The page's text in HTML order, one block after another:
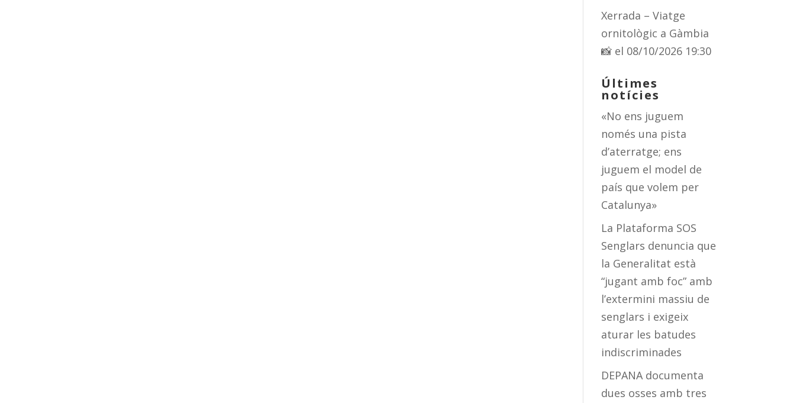
Xerrada – Viatge
ornitològic a Gàmbia
📸 el 08/10/2026 19:30
Últimes
notícies
«No ens juguem
només una pista
d’aterratge; ens
juguem el model de
país que volem per
Catalunya»
La Plataforma SOS
Senglars denuncia que
la Generalitat està
“jugant amb foc” amb
l’extermini massiu de
senglars i exigeix
aturar les batudes
indiscriminades
DEPANA documenta
dues osses amb tres